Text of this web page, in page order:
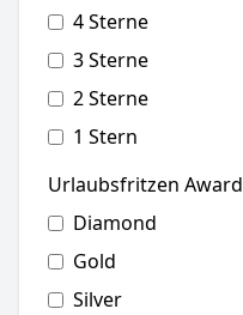
4 Sterne
3 Sterne
2 Sterne
1 Stern
Urlaubsfritzen Award
Diamond
Gold
Silver